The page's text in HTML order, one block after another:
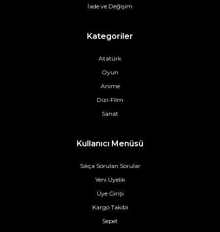
İade ve Değişim
Kategoriler
Atatürk
Oyun
Anime
Dizi-Film
Sanat
Kullanıcı Menüsü
Sıkça Sorulan Sorular
Yeni Üyelik
Üye Girişi
Kargo Takibi
Sepet